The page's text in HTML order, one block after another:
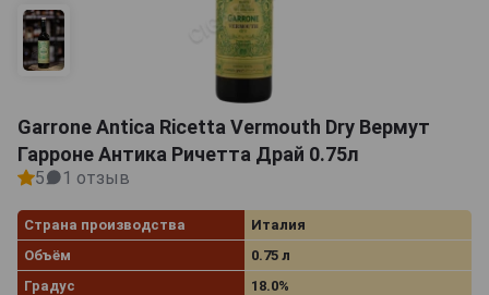
Garrone Antica Ricetta Vermouth Dry Вермут
Гарроне Антика Ричетта Драй 0.75л
5 1 отзыв
Страна производства
Италия
Объём
0.75 л
Градус
18.0%